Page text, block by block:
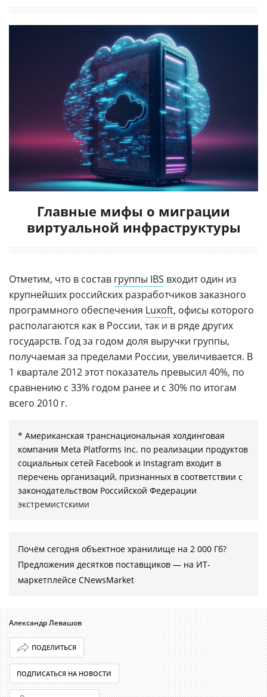
Главные мифы о миграции
виртуальной инфраструктуры
Отметим, что в состав группы IBS входит один из
крупнейших российских разработчиков заказного
программного обеспечения Luxoft, офисы которого
располагаются как в России, так и в ряде других
государств. Год за годом доля выручки группы,
получаемая за пределами России, увеличивается. В
1 квартале 2012 этот показатель превысил 40%, по
сравнению с 33% годом ранее и с 30% по итогам
всего 2010 г.
* Американская транснациональная холдинговая
компания Meta Platforms Inc. по реализации продуктов
социальных сетей Facebook и Instagram входит в
перечень организаций, признанных в соответствии с
законодательством Российской Федерации
экстремистскими
Почём сегодня объектное хранилище на 2 000 Гб?
Предложения десятков поставщиков ― на ИТ-
маркетплейсе CNewsMarket
Александр Левашов
ПОДЕЛИТЬСЯ
ПОДПИСАТЬСЯ НА НОВОСТИ